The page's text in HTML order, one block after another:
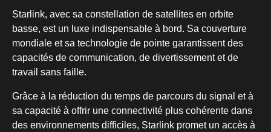
Starlink, avec sa constellation de satellites en orbite
basse, est un luxe indispensable à bord. Sa couverture
mondiale et sa technologie de pointe garantissent des
capacités de communication, de divertissement et de
travail sans faille.
Grâce à la réduction du temps de parcours du signal et à
sa capacité à offrir une connectivité plus cohérente dans
des environnements difficiles, Starlink promet un accès à